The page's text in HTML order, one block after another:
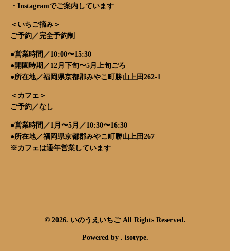
・ Instagramでご案内しています
＜いちご摘み＞
ご予約／完全予約制
●営業時間／10:00〜15:30
●開園時期／12月下旬〜5月上旬ごろ
●所在地／福岡県京都郡みやこ町勝山上田262-1
＜カフェ＞
ご予約／なし
●営業時間／1月〜5月／10:30〜16:30
●所在地／福岡県京都郡みやこ町勝山上田267
※カフェは通年営業しています
© 2026. いのうえいちご All Rights Reserved.
Powered by . isotype.